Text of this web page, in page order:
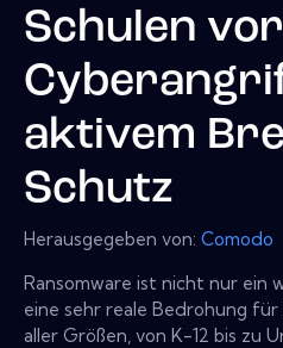
Schulen vor
aktivem
Schutz
Herausgegeben von: Comodo
Ransomware ist nicht nur ein
eine sehr reale Bedrohung
aller Größen, von K-12 bis zu